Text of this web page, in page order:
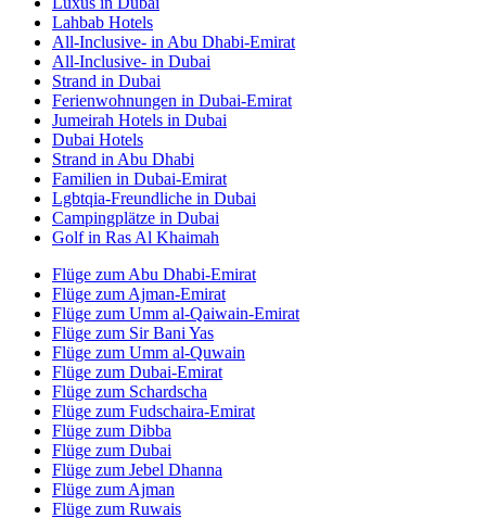
Lahbab Hotels
All-Inclusive- in Abu Dhabi-Emirat
All-Inclusive- in Dubai
Strand in Dubai
Ferienwohnungen in Dubai-Emirat
Jumeirah Hotels in Dubai
Dubai Hotels
Strand in Abu Dhabi
Familien in Dubai-Emirat
Lgbtqia-Freundliche in Dubai
Campingplätze in Dubai
Golf in Ras Al Khaimah
Flüge zum Abu Dhabi-Emirat
Flüge zum Ajman-Emirat
Flüge zum Umm al-Qaiwain-Emirat
Flüge zum Sir Bani Yas
Flüge zum Umm al-Quwain
Flüge zum Dubai-Emirat
Flüge zum Schardscha
Flüge zum Fudschaira-Emirat
Flüge zum Dibba
Flüge zum Dubai
Flüge zum Jebel Dhanna
Flüge zum Ajman
Flüge zum Ruwais